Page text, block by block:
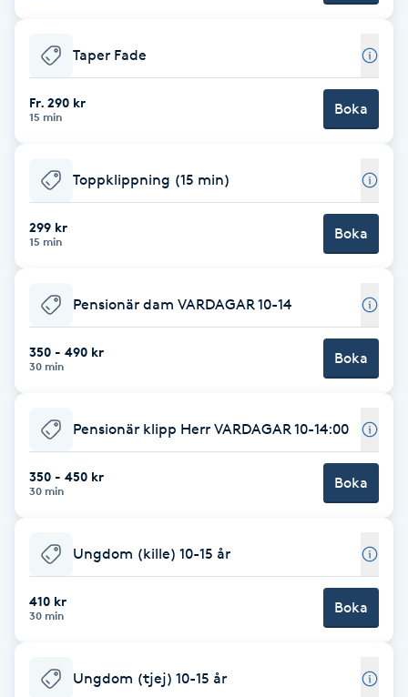
Coachning
Color correction
Cryoterapi
D
Damklippning
Dermapen
Enzympeeling
Eyeliner-tatuering
Faceliftmassage
Fet hårbotten
Taper Fade
Fr. 290 kr
15 min Boka
Toppklippning (15 min)
299 kr
15 min Boka
Pensionär dam VARDAGAR 10-14
350 - 490 kr
30 min Boka
Pensionär klipp Herr VARDAGAR 10-14:00
350 - 450 kr
30 min Boka
Ungdom (kille) 10-15 år
410 kr
30 min Boka
Ungdom (tjej) 10-15 år